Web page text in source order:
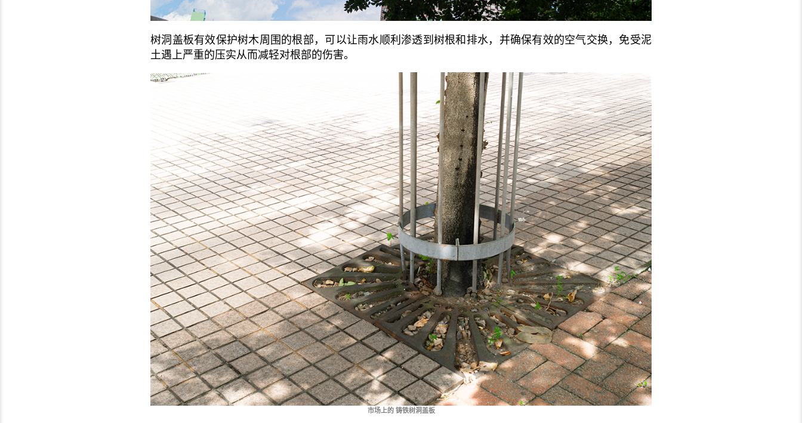
树洞盖板有效保护树木周围的根部，可以让雨水顺利渗透到树根和排水，并确保有效的空气交换，免受泥
土遇上严重的压实从而减轻对根部的伤害。
市场上的 铸铁树洞盖板